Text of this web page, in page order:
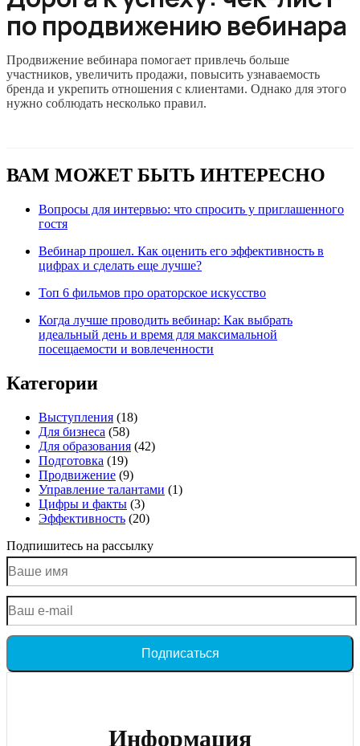
по продвижению вебинара
Продвижение вебинара помогает привлечь больше
участников, увеличить продажи, повысить узнаваемость
бренда и укрепить отношения с клиентами. Однако для этого
нужно соблюдать несколько правил.
ВАМ МОЖЕТ БЫТЬ ИНТЕРЕСНО
Вопросы для интервью: что спросить у приглашенного
гостя
Вебинар прошел. Как оценить его эффективность в
цифрах и сделать еще лучше?
Топ 6 фильмов про ораторское искусство
Когда лучше проводить вебинар: Как выбрать
идеальный день и время для максимальной
посещаемости и вовлеченности
Категории
Выступления (18)
Для бизнеса (58)
Для образования (42)
Подготовка (19)
Продвижение (9)
Управление талантами (1)
Цифры и факты (3)
Эффективность (20)
Подпишитесь на рассылку
Подписаться
Информация